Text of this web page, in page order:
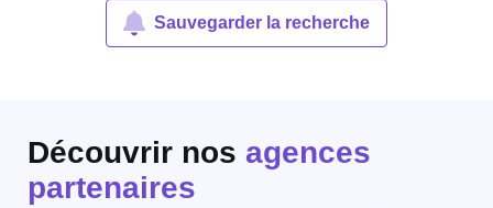
Sauvegarder la recherche
Découvrir nos agences
partenaires